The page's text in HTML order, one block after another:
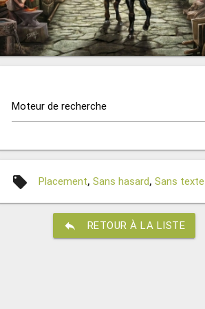
Moteur de recherche
local_offer Placement,Sans hasard,Sans texte
reply RETOUR À LA LISTE